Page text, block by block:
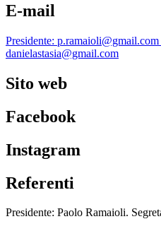
E-mail
Presidente: p.ramaioli@gmail.com
danielastasia@gmail.com
Sito web
Facebook
Instagram
Referenti
Presidente: Paolo Ramaioli.